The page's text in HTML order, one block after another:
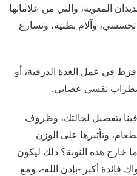
المعوية، والتي من علاماتها
وآلام بطنية، وتسارع
فرط في عمل الغدة الدرقية، أو
نفسي عصابي.
بتفصيل لحالتك، وظروف
وتأثيرها على الوزن
خارج هذه النوبة؟ ذلك ليكون
فائدة أكبر -بإذن الله-، ومع